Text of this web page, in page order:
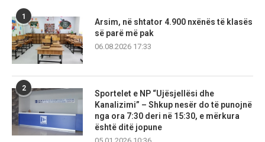
1
Arsim, në shtator 4.900 nxënës të klasës
së parë më pak
06.08.2026 17:33
2
Sportelet e NP “Ujësjellësi dhe
Kanalizimi” – Shkup nesër do të punojnë
nga ora 7:30 deri në 15:30, e mërkura
është ditë jopune